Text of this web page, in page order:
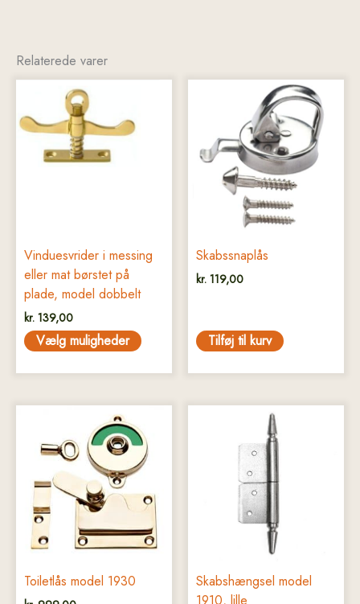
Relaterede varer
Vinduesvrider i messing
eller mat børstet på
plade, model dobbelt
kr. 139,00
Vælg muligheder
har
flere
varianter.
varesiden
Skabssnaplås
kr. 119,00
Tilføj til kurv
Toiletlås model 1930
varianter.
Mulighederne
kan
vælges
varesiden
Skabshængsel model
1910, lille
varianter.
Mulighederne
varesiden